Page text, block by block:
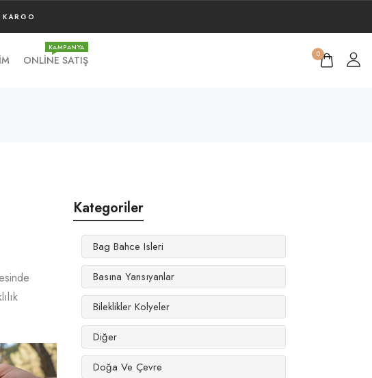
ONLINE SATIŞ
KAMPANYA
0
Kategoriler
Bag Bahce Isleri
Basına Yansıyanlar
Bileklikler Kolyeler
Diğer
Doğa Ve Çevre